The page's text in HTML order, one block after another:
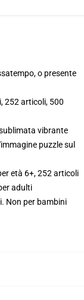
o presente
252 articoli, 500
vibrante
puzzle sul
età 6+, 252 articoli
adulti
Non per bambini